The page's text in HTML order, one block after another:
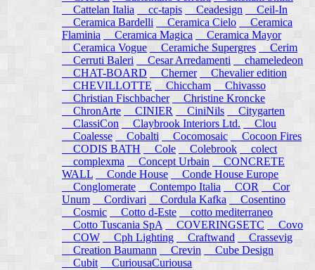
Cattelan Italia
cc-tapis Ceadesign
Ceil-In
Ceramica Bardelli
Ceramica Cielo
Ceramica
Flaminia
Ceramica Magica
Ceramica Mayor
Ceramica Vogue
Ceramiche Supergres Cerim
Cerruti Baleri
Cesar Arredamenti
chameledeon
CHAT-BOARD
Cherner
Chevalier edition
CHEVILLOTTE
Chiccham
Chivasso
Christian Fischbacher
Christine Kroncke
ChronArte
CINIER CiniNils
Citygarten
ClassiCon
Claybrook Interiors Ltd.
Clou
Coalesse
Cobalti Cocomosaic
Cocoon Fires
CODIS BATH
Cole Colebrook
colect
complexma
Concept Urbain
CONCRETE
WALL
Conde House
Conde House Europe
Conglomerate
Contempo Italia COR
Cor
Unum
Cordivari Cordula Kafka
Cosentino
Cosmic
Cotto d-Este
cotto mediterraneo
Cotto Tuscania SpA
COVERINGSETC
Covo
COW
Cph Lighting Craftwand
Crassevig
Creation Baumann
Crevin
Cube Design
Cubit
CuriousaCuriousa